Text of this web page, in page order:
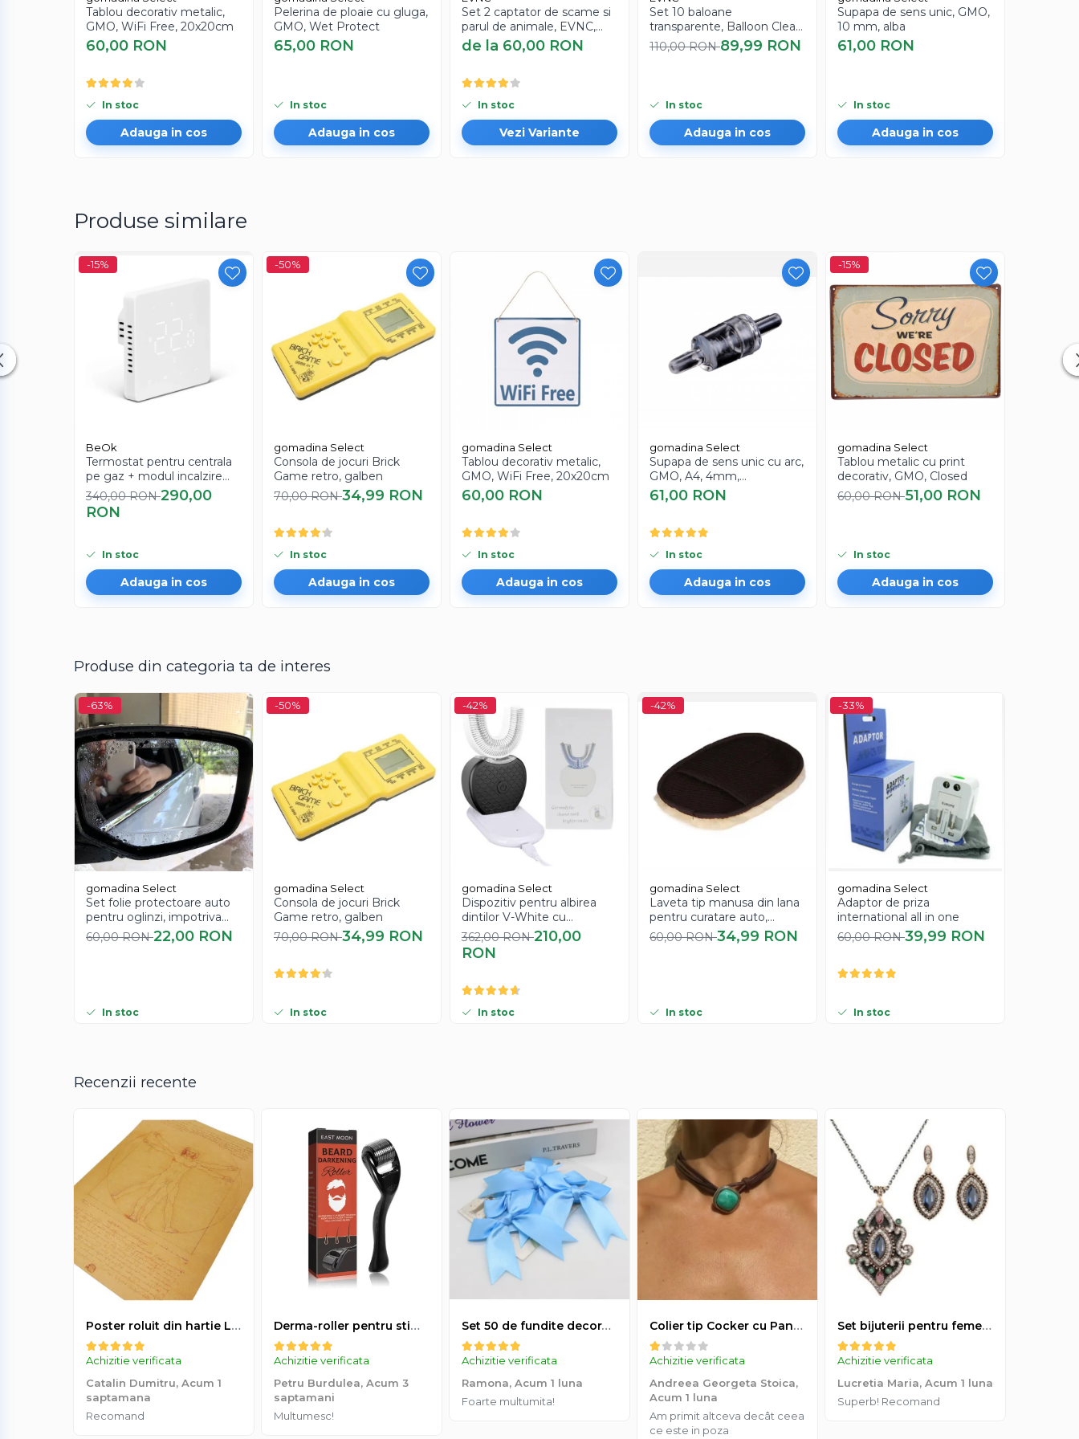
Indosariere documente
Instrumente de scris
Produse digitale (download)
Dimensiuni:
aproximativ 9 cm x 2.5 cm
acril + silicon alimentar
Tablou decorativ metalic,
GMO, WiFi Free, 20x20cm
60,00 RON
In stoc
Adauga in cos
Pelerina de ploaie cu gluga,
GMO, Wet Protect
65,00 RON
In stoc
Adauga in cos
Set 2 captator de scame si
parul de animale, EVNC,
Laundry Lint Catcher,
pentru masina de spalat, tip
de la 60,00 RON
In stoc
Vezi Variante
Set 10 baloane
transparente, Balloon Clear,
EVNC, 60 de cm
110,00 RON89,99 RON
In stoc
Adauga in cos
Supapa de sens unic, GMO,
10 mm, alba
61,00 RON
In stoc
Adauga in cos
Produse similare
-15%
BeOk
Termostat pentru centrala
pe gaz + modul incalzire
pardoseala BeOk TGM50-
Wifi-WPB
340,00 RON290,00
RON
In stoc
Adauga in cos
-50%
gomadina Select
Consola de jocuri Brick
Game retro, galben
70,00 RON34,99 RON
In stoc
Adauga in cos
gomadina Select
Tablou decorativ metalic,
GMO, WiFi Free, 20x20cm
60,00 RON
In stoc
Adauga in cos
gomadina Select
Supapa de sens unic cu arc,
GMO, A4, 4mm,
transparenta
61,00 RON
In stoc
Adauga in cos
-15%
gomadina Select
Tablou metalic cu print
decorativ, GMO, Closed
60,00 RON51,00 RON
In stoc
Adauga in cos
Produse din categoria ta de interes
-63%
gomadina Select
Set folie protectoare auto
pentru oglinzi, impotriva
apei si aburului, Film
Protect
60,00 RON22,00 RON
In stoc
-50%
gomadina Select
Consola de jocuri Brick
Game retro, galben
70,00 RON34,99 RON
In stoc
-42%
gomadina Select
Dispozitiv pentru albirea
dintilor V-White cu
inteligenta artificiala
362,00 RON210,00
RON
In stoc
-42%
gomadina Select
Laveta tip manusa din lana
pentru curatare auto,
calitate extra
60,00 RON34,99 RON
In stoc
-33%
gomadina Select
Adaptor de priza
international all in one
60,00 RON39,99 RON
In stoc
Recenzii recente
Poster roluit din hartie Leonardo Da Vinci, Vitruvian Man, vintage, 51x35 cm
Achizitie verificata
Catalin Dumitru, Acum 1
saptamana
Recomand
Derma-roller pentru stimularea cresterii parului, scalp si barba, Beard Roller
Achizitie verificata
Petru Burdulea, Acum 3
saptamani
Multumesc!
Set 50 de fundite decorative, EVNC, Blue Satin , potrivite pentru masini, scaune sau pahare, albastru
Achizitie verificata
Ramona, Acum 1 luna
Foarte multumita!
Colier tip Cocker cu Pandantiv Boho EVNC - Turquoise Pendant, Mărime Reglabilă
Achizitie verificata
Andreea Georgeta Stoica,
Acum 1 luna
Am primit altceva decât ceea
ce este in poza
Set bijuterii pentru femei, colier cu pandantiv si cercei, CRM, 51 cm, multicolor
Achizitie verificata
Lucretia Maria, Acum 1 luna
Superb! Recomand